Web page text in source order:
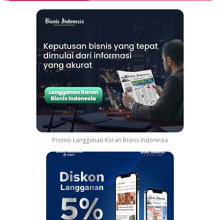
Promo Langganan Koran Bisnis Indonesia